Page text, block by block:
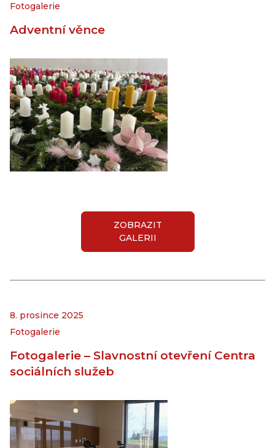
Fotogalerie
Adventní věnce
ZOBRAZIT
GALERII
8. prosince 2025
Fotogalerie
Fotogalerie – Slavnostní otevření Centra
sociálních služeb